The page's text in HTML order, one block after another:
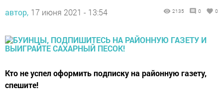
автор, 17 июня 2021 - 13:54 2135 0 0
Кто не успел оформить подписку на районную газету,
спешите!